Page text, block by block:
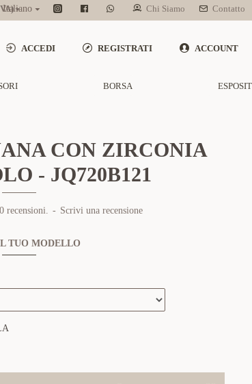
Italiano Chi Siamo Contatto
ACCEDI REGISTRATI ACCOUNT
BORSA
CON ZIRCONIA
- JQ720B121
recensioni. - Scrivi una recensione
TUO MODELLO